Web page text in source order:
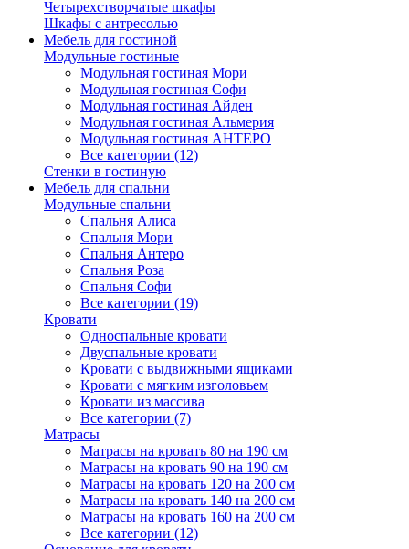
Четырехстворчатые шкафы
Шкафы с антресолью
Мебель для гостиной
Модульные гостиные
Модульная гостиная Мори
Модульная гостиная Софи
Модульная гостиная Айден
Модульная гостиная Альмерия
Модульная гостиная АНТЕРО
Все категории (12)
Стенки в гостиную
Мебель для спальни
Модульные спальни
Спальня Алиса
Спальня Мори
Спальня Антеро
Спальня Роза
Спальня Софи
Все категории (19)
Кровати
Односпальные кровати
Двуспальные кровати
Кровати с выдвижными ящиками
Кровати с мягким изголовьем
Кровати из массива
Все категории (7)
Матрасы
Матрасы на кровать 80 на 190 см
Матрасы на кровать 90 на 190 см
Матрасы на кровать 120 на 200 см
Матрасы на кровать 140 на 200 см
Матрасы на кровать 160 на 200 см
Все категории (12)